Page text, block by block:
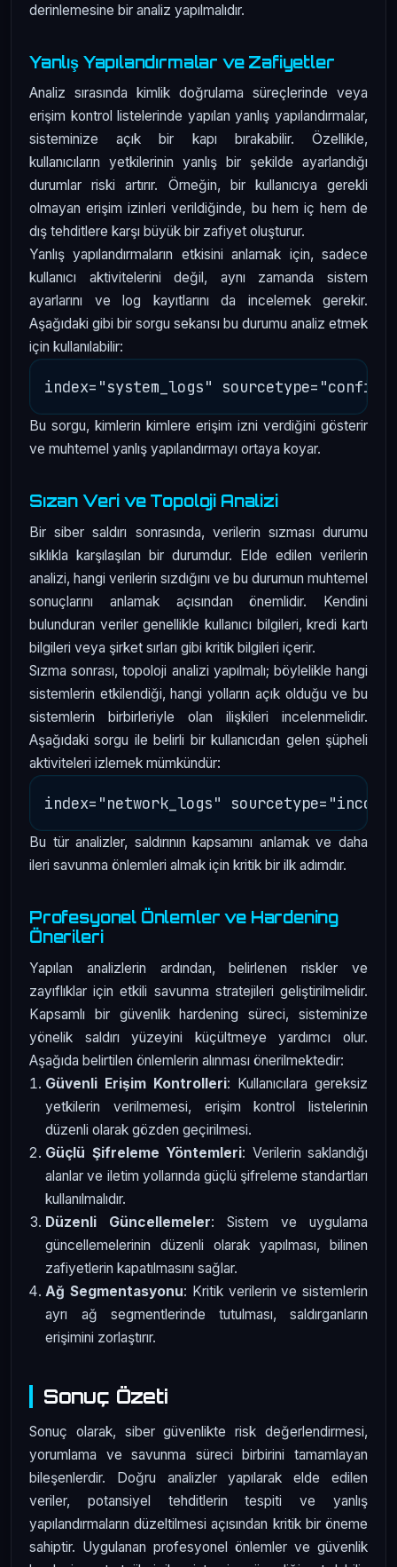
derinlemesine bir analiz yapılmalıdır.
Yanlış Yapılandırmalar ve Zafiyetler
Analiz sırasında kimlik doğrulama süreçlerinde veya
erişim kontrol listelerinde yapılan yanlış yapılandırmalar,
sisteminize açık bir kapı bırakabilir. Özellikle,
kullanıcıların yetkilerinin yanlış bir şekilde ayarlandığı
durumlar riski artırır. Örneğin, bir kullanıcıya gerekli
olmayan erişim izinleri verildiğinde, bu hem iç hem de
dış tehditlere karşı büyük bir zafiyet oluşturur.
Yanlış yapılandırmaların etkisini anlamak için, sadece
kullanıcı aktivitelerini değil, aynı zamanda sistem
ayarlarını ve log kayıtlarını da incelemek gerekir.
Aşağıdaki gibi bir sorgu sekansı bu durumu analiz etmek
için kullanılabilir:
Bu sorgu, kimlerin kimlere erişim izni verdiğini gösterir
ve muhtemel yanlış yapılandırmayı ortaya koyar.
Sızan Veri ve Topoloji Analizi
Bir siber saldırı sonrasında, verilerin sızması durumu
sıklıkla karşılaşılan bir durumdur. Elde edilen verilerin
analizi, hangi verilerin sızdığını ve bu durumun muhtemel
sonuçlarını anlamak açısından önemlidir. Kendini
bulunduran veriler genellikle kullanıcı bilgileri, kredi kartı
bilgileri veya şirket sırları gibi kritik bilgileri içerir.
Sızma sonrası, topoloji analizi yapılmalı; böylelikle hangi
sistemlerin etkilendiği, hangi yolların açık olduğu ve bu
sistemlerin birbirleriyle olan ilişkileri incelenmelidir.
Aşağıdaki sorgu ile belirli bir kullanıcıdan gelen şüpheli
aktiviteleri izlemek mümkündür:
Bu tür analizler, saldırının kapsamını anlamak ve daha
ileri savunma önlemleri almak için kritik bir ilk adımdır.
Profesyonel Önlemler ve Hardening
Önerileri
Yapılan analizlerin ardından, belirlenen riskler ve
zayıflıklar için etkili savunma stratejileri geliştirilmelidir.
Kapsamlı bir güvenlik hardening süreci, sisteminize
yönelik saldırı yüzeyini küçültmeye yardımcı olur.
Aşağıda belirtilen önlemlerin alınması önerilmektedir:
Güvenli Erişim Kontrolleri: Kullanıcılara gereksiz
yetkilerin verilmemesi, erişim kontrol listelerinin
düzenli olarak gözden geçirilmesi.
Güçlü Şifreleme Yöntemleri: Verilerin saklandığı
alanlar ve iletim yollarında güçlü şifreleme standartları
kullanılmalıdır.
Düzenli Güncellemeler: Sistem ve uygulama
güncellemelerinin düzenli olarak yapılması, bilinen
zafiyetlerin kapatılmasını sağlar.
Ağ Segmentasyonu: Kritik verilerin ve sistemlerin
ayrı ağ segmentlerinde tutulması, saldırganların
erişimini zorlaştırır.
Sonuç Özeti
Sonuç olarak, siber güvenlikte risk değerlendirmesi,
yorumlama ve savunma süreci birbirini tamamlayan
bileşenlerdir. Doğru analizler yapılarak elde edilen
veriler, potansiyel tehditlerin tespiti ve yanlış
yapılandırmaların düzeltilmesi açısından kritik bir öneme
sahiptir. Uygulanan profesyonel önlemler ve güvenlik